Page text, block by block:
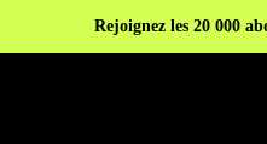
Rejoignez les 20 000